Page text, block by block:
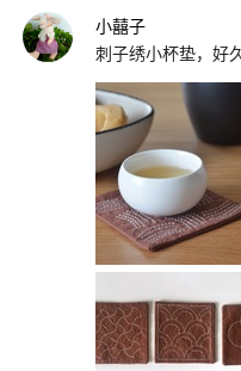
小囍子
刺子绣小杯垫，好